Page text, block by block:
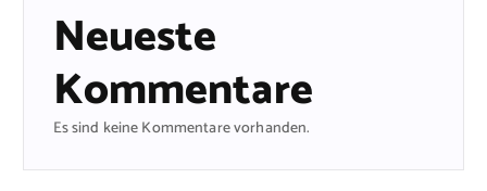
Neueste
Kommentare
Es sind keine Kommentare vorhanden.